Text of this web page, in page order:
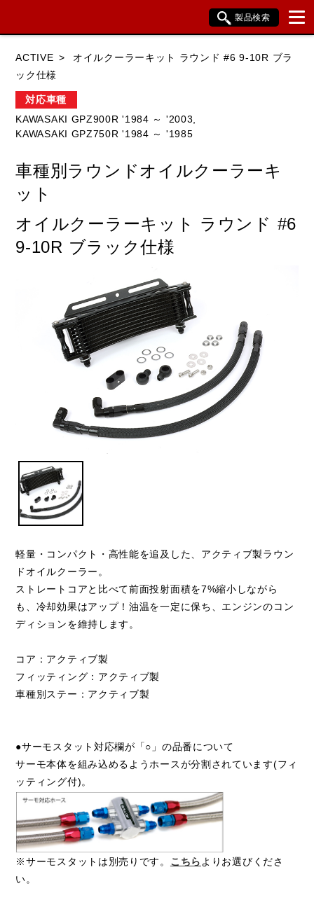
製品検索
HONDA YAMAHA SUZUKI
HARLEY DAVIDSON
閉じる
ACTIVE
オイルクーラーキット ラウンド #6 9-10R ブラ
ック仕様
対応車種
KAWASAKI GPZ900R '1984 ～ '2003,
KAWASAKI GPZ750R '1984 ～ '1985
車種別ラウンドオイルクーラーキ
ット
オイルクーラーキット ラウンド #6
9-10R ブラック仕様
軽量・コンパクト・高性能を追及した、アクティブ製ラウン
ドオイルクーラー。
ストレートコアと比べて前面投射面積を7%縮小しながら
も、冷却効果はアップ！油温を一定に保ち、エンジンのコン
ディションを維持します。
コア：アクティブ製
フィッティング：アクティブ製
車種別ステー：アクティブ製
●サーモスタット対応欄が「○」の品番について
サーモ本体を組み込めるようホースが分割されています(フィ
ッティング付)。
※サーモスタットは別売りです。 こちらよりお選びくださ
い。